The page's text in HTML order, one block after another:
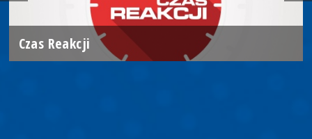
Czas Reakcji